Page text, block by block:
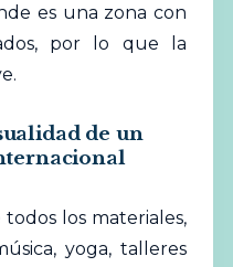
es una zona con
por lo que la
de un
los materiales,
yoga, talleres